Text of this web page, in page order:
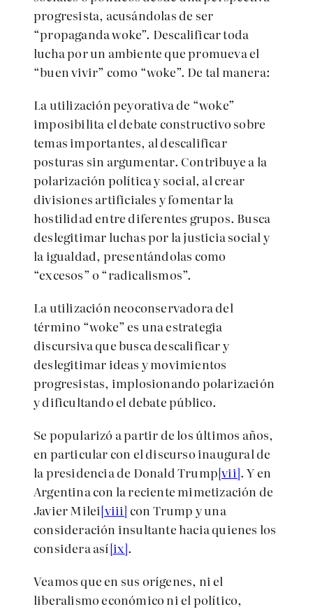
progresista, acusándolas de ser
“propaganda woke”. Descalificar toda
lucha por un ambiente que promueva el
“buen vivir” como “woke”. De tal manera:
La utilización peyorativa de “woke”
imposibilita el debate constructivo sobre
temas importantes, al descalificar
posturas sin argumentar. Contribuye a la
polarización política y social, al crear
divisiones artificiales y fomentar la
hostilidad entre diferentes grupos. Busca
deslegitimar luchas por la justicia social y
la igualdad, presentándolas como
“excesos” o “radicalismos”.
La utilización neoconservadora del
término “woke” es una estrategia
discursiva que busca descalificar y
deslegitimar ideas y movimientos
progresistas, implosionando polarización
y dificultando el debate público.
Se popularizó a partir de los últimos años,
en particular con el discurso inaugural de
la presidencia de Donald Trump[vii]. Y en
Argentina con la reciente mimetización de
Javier Milei[viii] con Trump y una
consideración insultante hacia quienes los
considera así[ix].
Veamos que en sus orígenes, ni el
liberalismo económico ni el político,